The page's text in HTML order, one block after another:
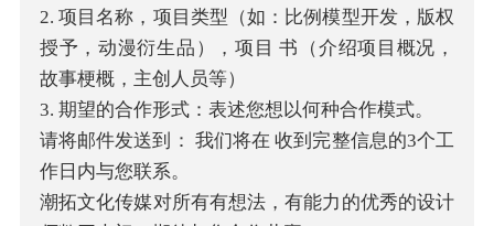
2. 项目名称，项目类型（如：比例模型开发，版权
授予，动漫衍生品），项目 书（介绍项目概况，
故事梗概，主创人员等）
3. 期望的合作形式：表述您想以何种合作模式。
请将邮件发送到： 我们将在 收到完整信息的3个工
作日内与您联系。
潮拓文化传媒对所有有想法，有能力的优秀的设计